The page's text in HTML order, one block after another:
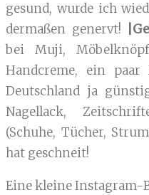
gesund, wurde ich
dermaßen genervt!
bei Muji,
Handcreme, ein
Deutschland ja
Nagellack,
(Schuhe, Tücher,
hat geschneit!
Eine kleine Instagram-